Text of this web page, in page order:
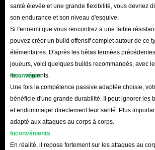
santé élevée et une grande flexibilité, vous devriez
son endurance et son niveau d'esquive.
Si l'ennemi que vous rencontrez a une faible
pouvez créer un build offensif complet autour de ce
élémentaires. D'après les bêtas fermées
joueurs, voici quelques builds recommandés, avec
inconvénients.
Avantages
Une fois la compétence passive adaptée choisie,
bénéficie d'une grande durabilité. Il peut ignorer les
et endommager directement leur santé. Plus
adapté aux attaques au corps à corps.
Inconvénients
En réalité, il repose fortement sur les attaques au